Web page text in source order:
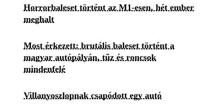
Horrorbaleset történt az M1-esen, hét ember
meghalt
Most érkezett: brutális baleset történt a
magyar autópályán, tűz és roncsok
mindenfelé
Villanyoszlopnak csapódott egy autó